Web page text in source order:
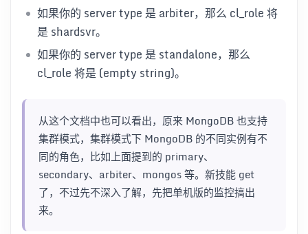
如果你的 server type 是 arbiter，那么 cl_role 将
是 shardsvr。
如果你的 server type 是 standalone，那么
cl_role 将是 (empty string)。
从这个文档中也可以看出，原来 MongoDB 也支持
集群模式，集群模式下 MongoDB 的不同实例有不
同的角色，比如上面提到的 primary、
secondary、arbiter、mongos 等。新技能 get
了，不过先不深入了解，先把单机版的监控搞出
来。